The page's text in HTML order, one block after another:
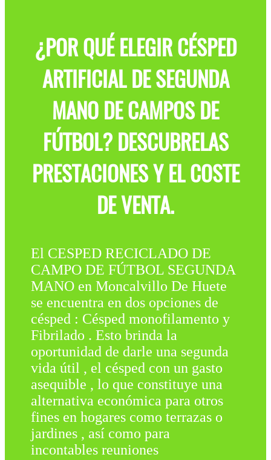
¿POR QUÉ ELEGIR CÉSPED
ARTIFICIAL DE SEGUNDA
MANO DE CAMPOS DE
FÚTBOL? DESCUBRELAS
PRESTACIONES Y EL COSTE
DE VENTA.
El CESPED RECICLADO DE
CAMPO DE FÚTBOL SEGUNDA
MANO en Moncalvillo De Huete
se encuentra en dos opciones de
césped : Césped monofilamento y
Fibrilado . Esto brinda la
oportunidad de darle una segunda
vida útil , el césped con un gasto
asequible , lo que constituye una
alternativa económica para otros
fines en hogares como terrazas o
jardines , así como para
incontables reuniones